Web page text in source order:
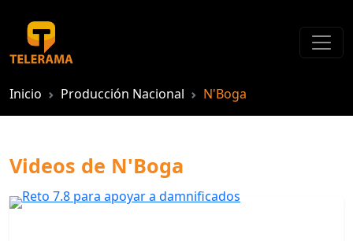
Inicio Producción Nacional N'Boga
Videos de N'Boga